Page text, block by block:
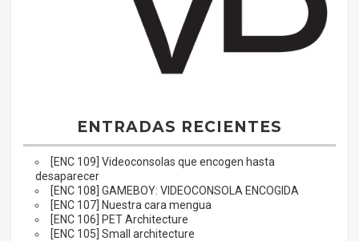
ENTRADAS RECIENTES
[ENC 109] Videoconsolas que encogen hasta
desaparecer
[ENC 108] GAMEBOY: VIDEOCONSOLA ENCOGIDA
[ENC 107] Nuestra cara mengua
[ENC 106] PET Architecture
[ENC 105] Small architecture